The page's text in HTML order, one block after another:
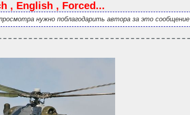
, English , Forced...
нужно поблагодарить автора за это сообщение